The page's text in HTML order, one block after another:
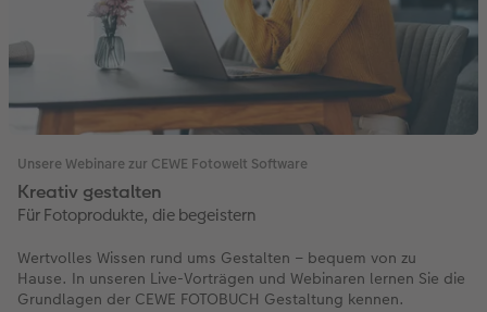
Unsere Webinare zur CEWE Fotowelt Software
Kreativ gestalten
Für Fotoprodukte, die begeistern
Wertvolles Wissen rund ums Gestalten – bequem von zu
Hause. In unseren Live-Vorträgen und Webinaren lernen Sie die
Grundlagen der CEWE FOTOBUCH Gestaltung kennen.